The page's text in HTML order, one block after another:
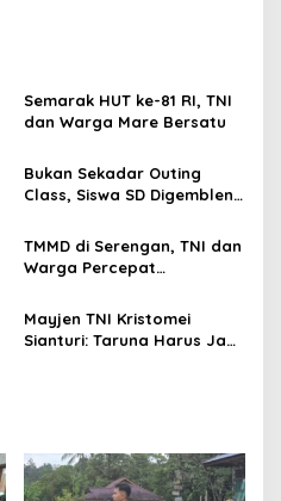
Semarak HUT ke-81 RI, TNI
dan Warga Mare Bersatu
Bukan Sekadar Outing
Class, Siswa SD Digembleng
TMMD di Serengan, TNI dan
Warga Percepat
Mayjen TNI Kristomei
Sianturi: Taruna Harus Jadi